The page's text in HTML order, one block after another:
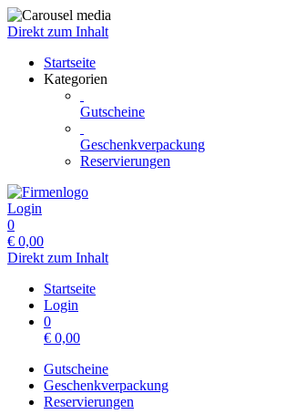
Direkt zum Inhalt
Startseite
Kategorien
Gutscheine
Geschenkverpackung
Reservierungen
Login
0
€ 0,00
Direkt zum Inhalt
Startseite
Login
0
€ 0,00
Gutscheine
Geschenkverpackung
Reservierungen